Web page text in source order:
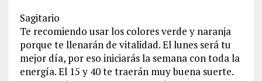
Sagitario
Te recomiendo usar los colores verde y naranja
porque te llenarán de vitalidad. El lunes será tu
mejor día, por eso iniciarás la semana con toda la
energía. El 15 y 40 te traerán muy buena suerte.